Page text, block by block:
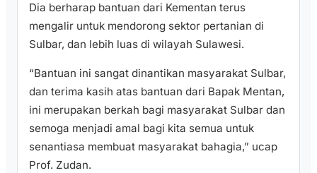
Dia berharap bantuan dari Kementan terus
mengalir untuk mendorong sektor pertanian di
Sulbar, dan lebih luas di wilayah Sulawesi.
“Bantuan ini sangat dinantikan masyarakat Sulbar,
dan terima kasih atas bantuan dari Bapak Mentan,
ini merupakan berkah bagi masyarakat Sulbar dan
semoga menjadi amal bagi kita semua untuk
senantiasa membuat masyarakat bahagia,” ucap
Prof. Zudan.